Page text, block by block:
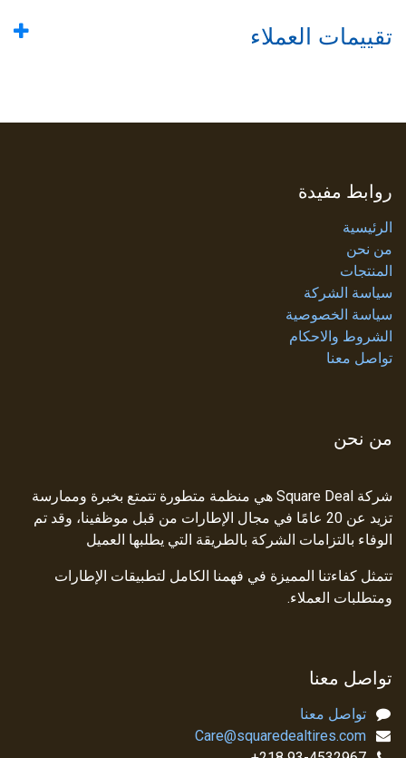
تقييمات العملاء
روابط مفيدة
الرئيسية
من نحن
المنتجات
سياسة الشركة
سياسة الخصوصية
الشروط والاحكام
تواصل معنا
من نحن
شركة Square Deal هي منظمة متطورة تتمتع بخبرة وممارسة
تزيد عن 20 عامًا في مجال الإطارات من قبل موظفينا، وقد تم
الوفاء بالتزامات الشركة بالطريقة التي يطلبها العميل
تتمثل كفاءتنا المميزة في فهمنا الكامل لتطبيقات الإطارات
ومتطلبات العملاء.
تواصل معنا
تواصل معنا
Care@squaredealtires.com